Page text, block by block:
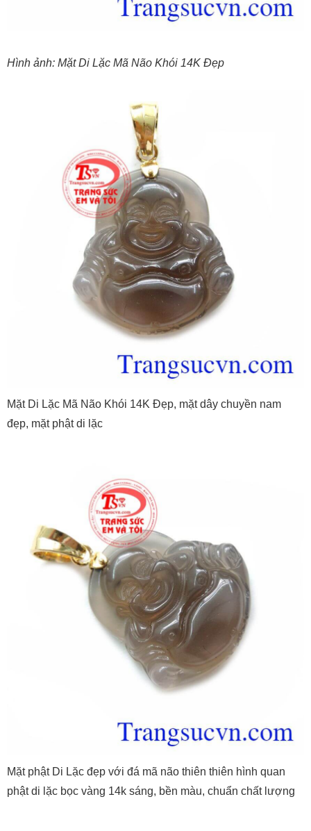
Hình ảnh: Mặt Di Lặc Mã Não Khói 14K Đẹp
Mặt Di Lặc Mã Não Khói 14K Đẹp, mặt dây chuyền nam
đẹp, mặt phật di lặc
Mặt phật Di Lặc đẹp với đá mã não thiên thiên hình quan
phật di lặc bọc vàng 14k sáng, bền màu, chuẩn chất lượng